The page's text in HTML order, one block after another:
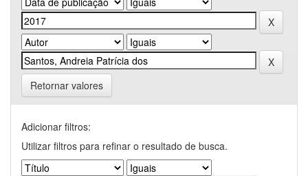
Retornar valores
Adicionar filtros:
Utilizar filtros para refinar o resultado de busca.